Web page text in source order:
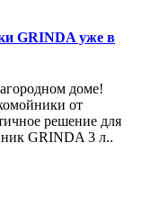
GRINDA уже в
доме!
от
решение для
GRINDA 3 л..